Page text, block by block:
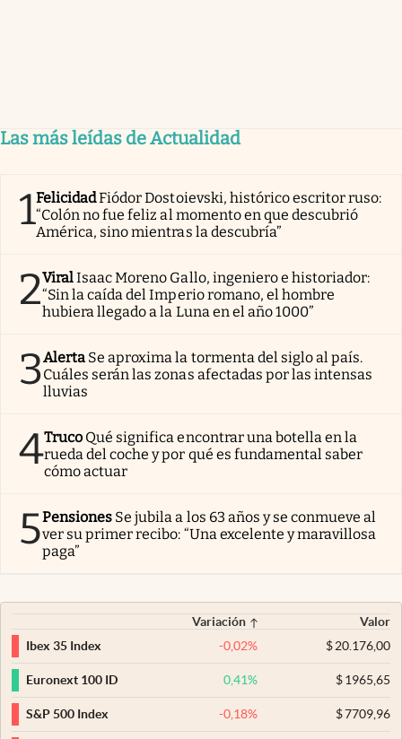
Las más leídas de Actualidad
1FelicidadFiódor Dostoievski, histórico escritor ruso:
“Colón no fue feliz al momento en que descubrió
América, sino mientras la descubría”
2ViralIsaac Moreno Gallo, ingeniero e historiador:
“Sin la caída del Imperio romano, el hombre
hubiera llegado a la Luna en el año 1000”
3Alerta Se aproxima la tormenta del siglo al país.
Cuáles serán las zonas afectadas por las intensas
lluvias
4Truco Qué significa encontrar una botella en la
rueda del coche y por qué es fundamental saber
cómo actuar
5Pensiones Se jubila a los 63 años y se conmueve al
ver su primer recibo: “Una excelente y maravillosa
paga”
Variación
Valor
Ibex 35 Index
-0,02% $20.176,00
Euronext 100 ID 0,41% $1965,65
S&P 500 Index -0,18% $7709,96